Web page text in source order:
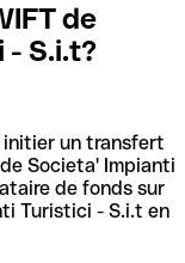
de
- S.i.t?
initier un transfert
Societa' Impianti
de fonds sur
Turistici - S.i.t en